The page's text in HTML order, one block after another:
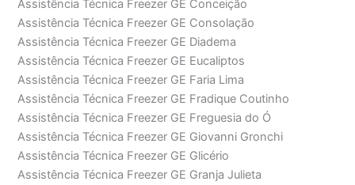
Assistência Técnica Freezer GE Conceição
Assistência Técnica Freezer GE Consolação
Assistência Técnica Freezer GE Diadema
Assistência Técnica Freezer GE Eucaliptos
Assistência Técnica Freezer GE Faria Lima
Assistência Técnica Freezer GE Fradique Coutinho
Assistência Técnica Freezer GE Freguesia do Ó
Assistência Técnica Freezer GE Giovanni Gronchi
Assistência Técnica Freezer GE Glicério
Assistência Técnica Freezer GE Granja Julieta